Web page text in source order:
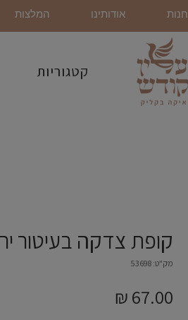
חנות אודותינו המלצות
קטגוריות
קופת צדקה בעיטור
מק"ט: 53698